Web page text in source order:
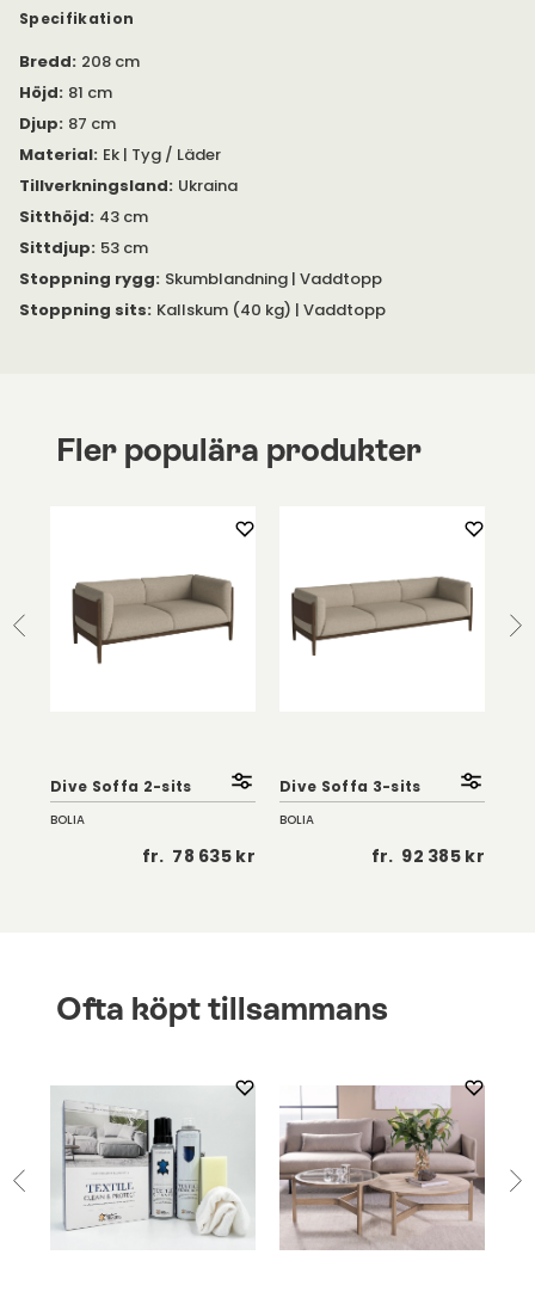
2-sits-, 2,5-sits- och 3-sitsmodell.
Sittplymåerna är stoppade med kallskum (40 kilo). Skummet
har en topp av mjukt, följsamt vadd. Ryggplymåerna är
stoppade med en skumblandning, med ett kanalsytt lager av
toppvadd.
Det finns flera klädslar, i tyg och läder, att välja bland.
Klädseln är fast, ej avtagbar. Benen är tillverkade av ek. De
finns tillgängliga i lackat, mörkbetsat och svart utförande.
Specifikation
Bredd: 208 cm
Höjd: 81 cm
Djup: 87 cm
Material: Ek | Tyg / Läder
Tillverkningsland: Ukraina
Sitthöjd: 43 cm
Sittdjup: 53 cm
Stoppning rygg: Skumblandning | Vaddtopp
Stoppning sits: Kallskum (40 kg) | Vaddtopp
Fler populära produkter
Dive Soffa 2-sits
BOLIA
fr. 78 635 kr
Dive Soffa 3-sits
BOLIA
fr. 92 385 kr
Ofta köpt tillsammans